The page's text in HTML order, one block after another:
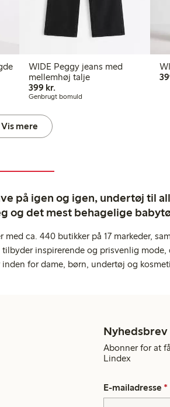
WIDE Peggy jeans med
mellemhøj talje
399 kr.
Genbrugt bomuld
Vis mere
på igen og igen, undertøj til
og det mest behagelige
ca. 440 butikker på 17 markeder,
inspirerende og prisvenlig
for dame, børn, undertøj og
Nyhedsbrev
Abonner for at
Lindex
E-mailadresse *